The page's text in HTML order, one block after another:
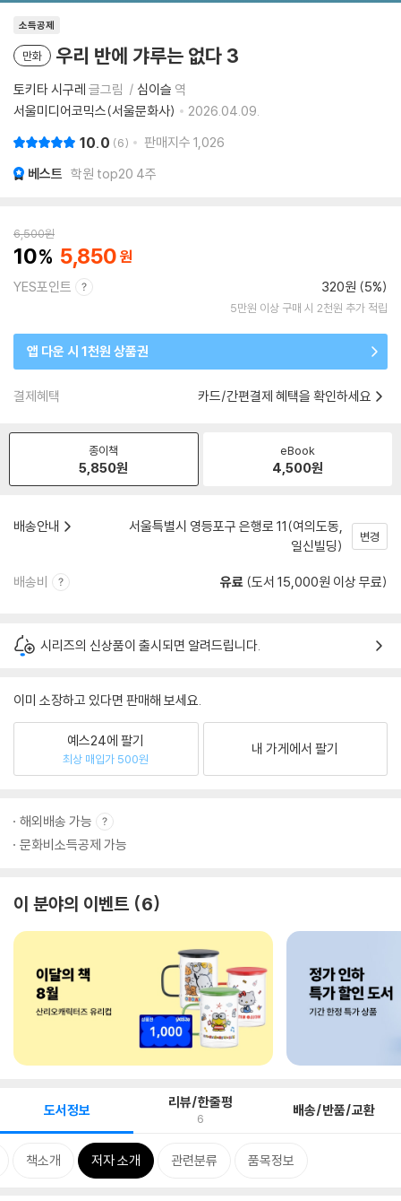
소득공제
만화 우리 반에 갸루는 없다 3
토키타 시구레 글그림 심이슬 역
서울미디어코믹스(서울문화사)
2026.04.09.
10.0 6 판매지수 1,026
베스트 학원 top20 4주
6,500원
10 5,850
YES포인트 320원 (5%)
5만원 이상 구매 시 2천원 추가 적립
앱 다운 시 1천원 상품권
결제혜택 카드/간편결제 혜택을 확인하세요
종이책
5,850원
eBook
4,500원
배송안내
서울특별시 영등포구 은행로 11(여의도동,
일신빌딩)
변경
배송비 유료 (도서 15,000원 이상 무료)
시리즈의 신상품이 출시되면 알려드립니다.
이미 소장하고 있다면 판매해 보세요.
예스24에 팔기
최상 매입가 500원
내 가게에서 팔기
해외배송 가능
문화비소득공제 가능
이 분야의 이벤트 6
도서정보 리뷰/한줄평
6 배송/반품/교환
책소개 저자 소개 관련분류 품목정보